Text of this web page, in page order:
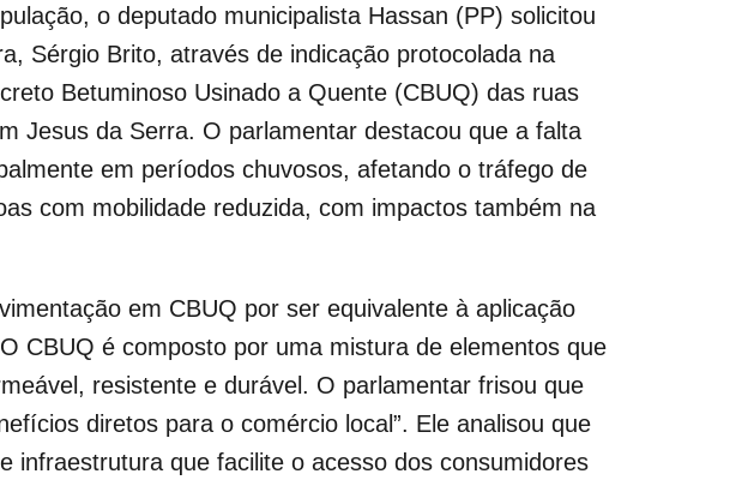
o deputado municipalista Hassan (PP) solicitou
Sérgio Brito, através de indicação protocolada na
Betuminoso Usinado a Quente (CBUQ) das ruas
Jesus da Serra. O parlamentar destacou que a falta
em períodos chuvosos, afetando o tráfego de
com mobilidade reduzida, com impactos também na
em CBUQ por ser equivalente à aplicação
CBUQ é composto por uma mistura de elementos que
resistente e durável. O parlamentar frisou que
diretos para o comércio local”. Ele analisou que
infraestrutura que facilite o acesso dos consumidores